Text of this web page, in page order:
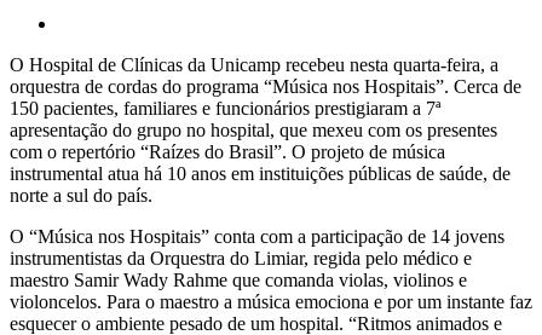
O Hospital de Clínicas da Unicamp recebeu nesta quarta-feira, a
orquestra de cordas do programa “Música nos Hospitais”. Cerca de
150 pacientes, familiares e funcionários prestigiaram a 7ª
apresentação do grupo no hospital, que mexeu com os presentes
com o repertório “Raízes do Brasil”. O projeto de música
instrumental atua há 10 anos em instituições públicas de saúde, de
norte a sul do país.
O “Música nos Hospitais” conta com a participação de 14 jovens
instrumentistas da Orquestra do Limiar, regida pelo médico e
maestro Samir Wady Rahme que comanda violas, violinos e
violoncelos. Para o maestro a música emociona e por um instante faz
esquecer o ambiente pesado de um hospital. “Ritmos animados e